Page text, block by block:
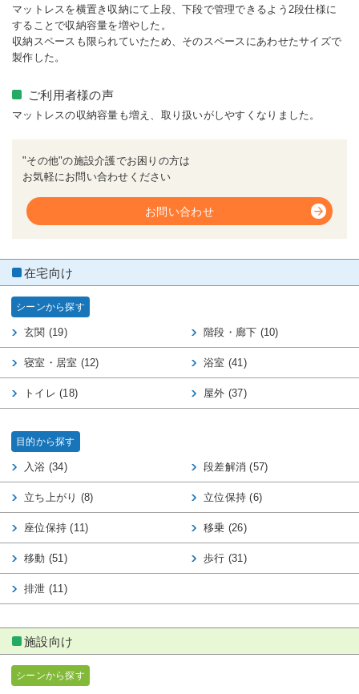
マットレスを横置き収納にて上段、下段で管理できるよう2段仕様に
することで収納容量を増やした。
収納スペースも限られていたため、そのスペースにあわせたサイズで
製作した。
ご利用者様の声
マットレスの収納容量も増え、取り扱いがしやすくなりました。
"その他"の施設介護でお困りの方は
お気軽にお問い合わせください
お問い合わせ
在宅向け
シーンから探す
玄関 (19) 階段・廊下 (10)
寝室・居室 (12) 浴室 (41)
トイレ (18) 屋外 (37)
目的から探す
入浴 (34) 段差解消 (57)
立ち上がり (8) 立位保持 (6)
座位保持 (11) 移乗 (26)
移動 (51) 歩行 (31)
排泄 (11)
施設向け
シーンから探す